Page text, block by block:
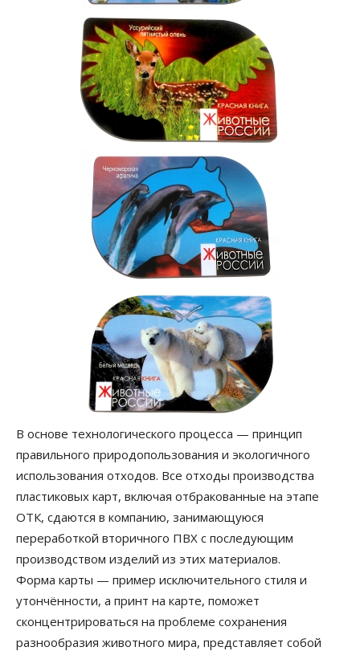
В основе технологического процесса — принцип
правильного природопользования и экологичного
использования отходов. Все отходы производства
пластиковых карт, включая отбракованные на этапе
ОТК, сдаются в компанию, занимающуюся
переработкой вторичного ПВХ с последующим
производством изделий из этих материалов.
Форма карты — пример исключительного стиля и
утончённости, а принт на карте, поможет
сконцентрироваться на проблеме сохранения
разнообразия животного мира, представляет собой